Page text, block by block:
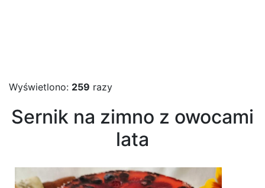
Wyświetlono: 259 razy
Sernik na zimno z owocami
lata